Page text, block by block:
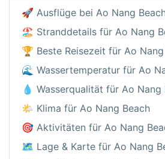
🚀 Ausflüge bei Ao Nang
🏖️ Stranddetails für Ao Nang
🏆 Beste Reisezeit für Ao
🌊 Wassertemperatur für Ao
💧 Wasserqualität für Ao Nang
🌤️ Klima für Ao Nang Beach
🎯 Aktivitäten für Ao Nang
🗺️ Lage & Karte für Ao Nang